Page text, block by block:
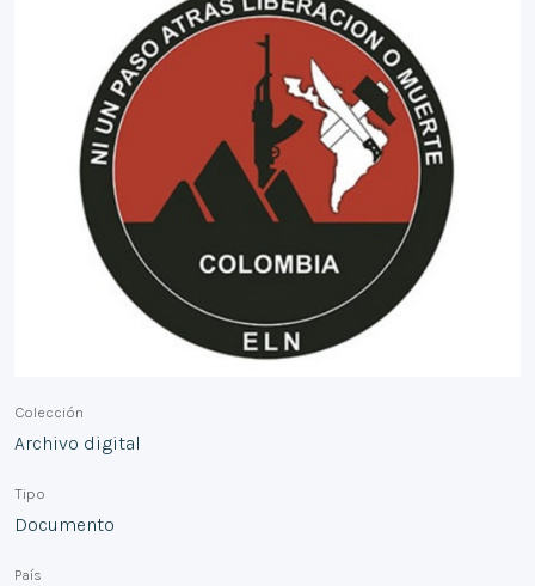
Colección
Archivo digital
Tipo
Documento
País